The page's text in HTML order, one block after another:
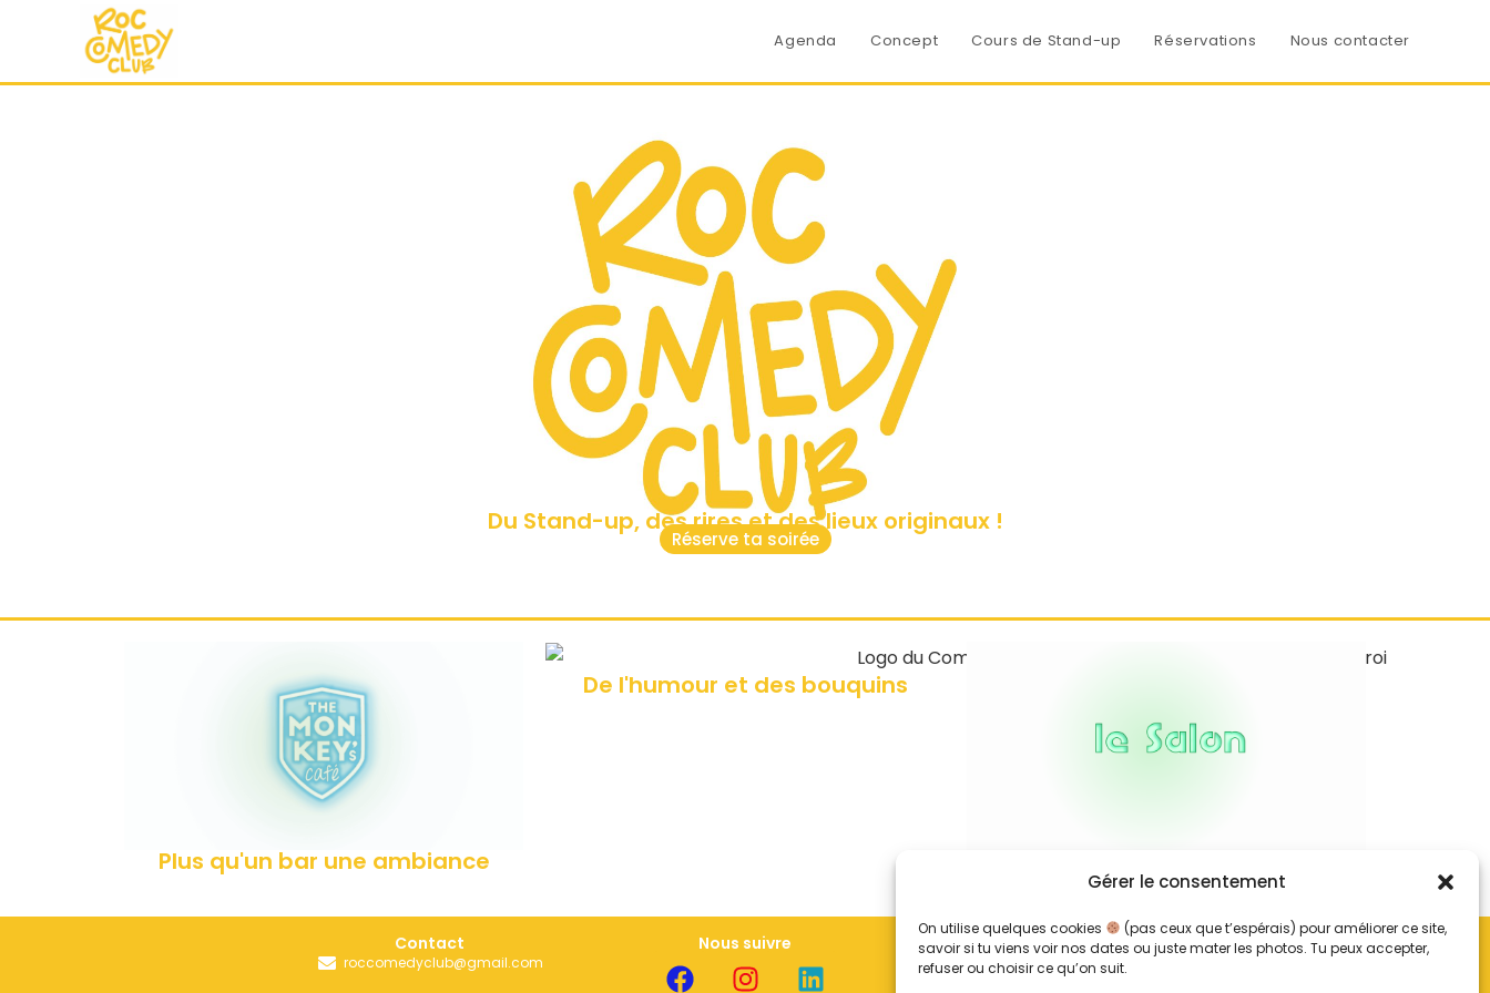
Gérer le consentement
On utilise quelques cookies
(pas ceux que t’espérais) pour améliorer ce site,
savoir si tu viens voir nos dates ou juste mater les photos. Tu peux accepter,
refuser ou choisir ce qu’on suit.
Agenda Concept Cours de Stand-up Réservations Nous contacter
Du Stand-up, des rires et des lieux originaux !
Réserve ta soirée
Plus qu'un bar une ambiance
De l'humour et des bouquins
Contact
roccomedyclub@gmail.com
Nous suivre Liens utiles
Charte du Roc Comedy Club